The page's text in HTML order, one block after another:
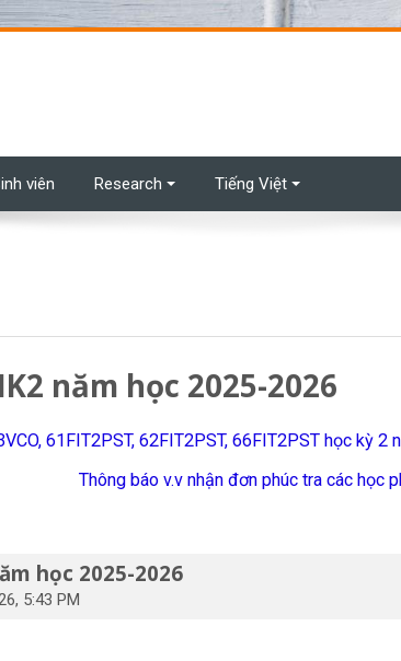
viên Research Tiếng Việt
năm học 2025-2026
61FIT2PST, 62FIT2PST, 66FIT2PST học kỳ 2
Thông báo v.v nhận đơn phúc tra các học
học 2025-2026
5:43 PM